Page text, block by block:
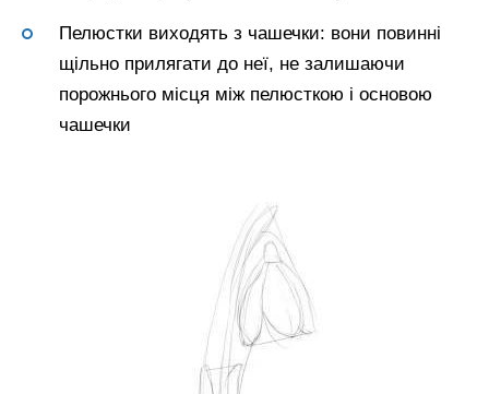
Пелюстки виходять з чашечки: вони повинні
щільно прилягати до неї, не залишаючи
порожнього місця між пелюсткою і основою
чашечки